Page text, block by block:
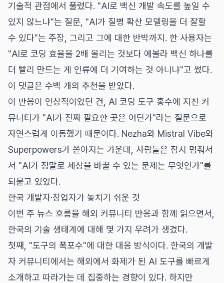
기술적 관점에서 풀렸다. "AI로 백신 개발 속도를 높일 수
있지 않느냐"는 질문, "AI가 질병 확산 모델링을 더 잘할
수 있다"는 주장, 그리고 그에 대한 반박까지. 한 사용자는
"AI로 코딩 효율을 2배 올리는 것보다 에볼라 백신 하나를
더 빨리 만드는 게 인류에 더 기여하는 것 아니냐"고 썼다.
이 댓글은 수백 개의 추천을 받았다.
이 반응이 인상적이었던 건, AI 코딩 도구 홍수에 지친 커
뮤니티가 "AI가 진짜 필요한 곳은 어딘가"라는 질문으로
자연스럽게 이동했기 때문이다. Nezha와 Mistral Vibe와
Superpowers가 쏟아지는 가운데, 사람들은 잠시 멈춰서
서 "AI가 정말로 세상을 바꿀 수 있는 문제는 무엇인가"를
되묻고 있었다.
한국 개발자·창업자가 놓치기 쉬운 것
이번 주 뉴스 흐름을 해외 커뮤니티 반응과 함께 읽으면서,
한국의 기술 생태계에 대해 몇 가지 우려가 생겼다.
첫째, "도구의 폭포수"에 대한 대응 방식이다. 한국의 개발
자 커뮤니티에서는 해외에서 화제가 된 AI 도구를 빠르게
소개하고 따라가는 데 집중하는 경향이 있다. 하지만